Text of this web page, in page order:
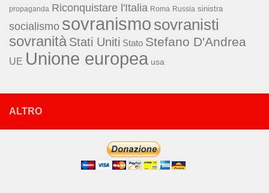
propaganda Riconquistare l'Italia Roma Russia sinistra
socialismo sovranismo sovranisti
sovranità Stati Uniti Stato Stefano D'Andrea
UE Unione europea usa
ALTRO